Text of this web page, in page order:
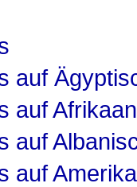
auf
auf
auf
auf